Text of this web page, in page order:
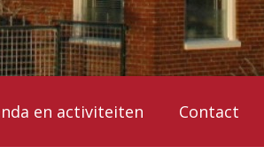
en activiteiten Contact